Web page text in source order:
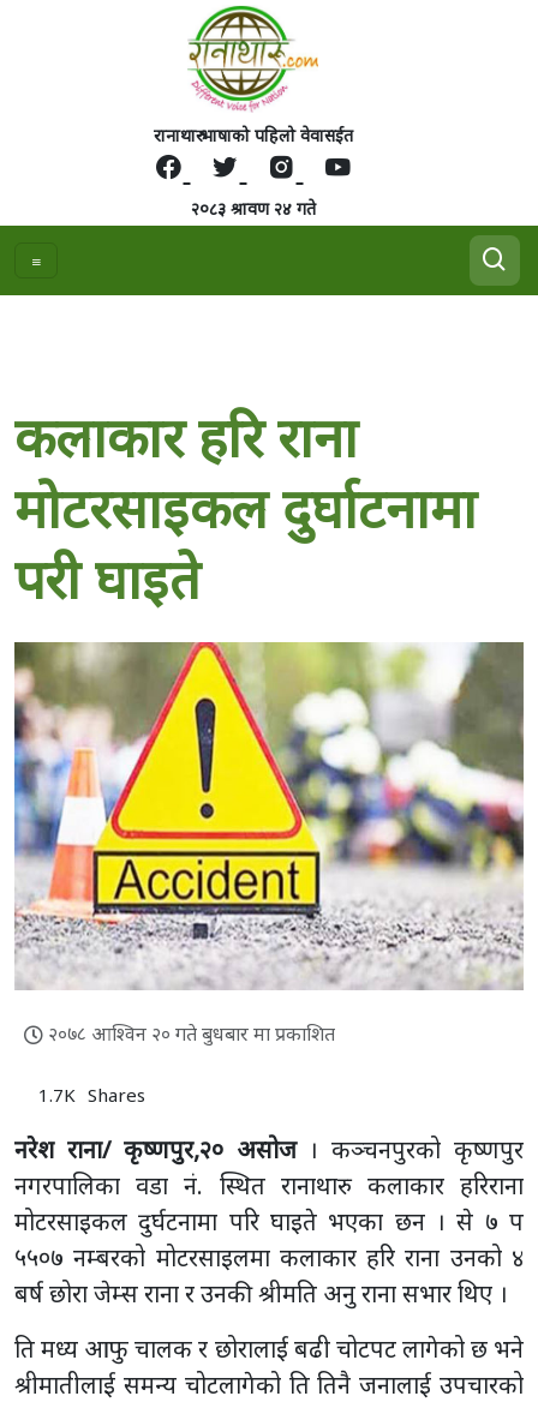
रानाथारु भाषाको पहिलो वेवासईत
२०८३ श्रावण २४ गते
कलाकार हरि राना
मोटरसाइकल दुर्घाटनामा
परी घाइते
२०७८ आश्विन २० गते बुधबार मा प्रकाशित
1.7K Shares
नरेश राना/ कृष्णपुर,२० असोज। कञ्चनपुरको कृष्णपुर
नगरपालिका वडा नं. स्थित रानाथारु कलाकार हरिराना
मोटरसाइकल दुर्घटनामा परि घाइते भएका छन । से ७ प
५५०७ नम्बरको मोटरसाइलमा कलाकार हरि राना उनको ४
बर्ष छोरा जेम्स राना र उनकी श्रीमति अनु राना सभार थिए ।
ति मध्य आफु चालक र छोरालाई बढी चोटपट लागेको छ भने
श्रीमातीलाई समन्य चोटलागेको ति तिनै जनालाई उपचारको